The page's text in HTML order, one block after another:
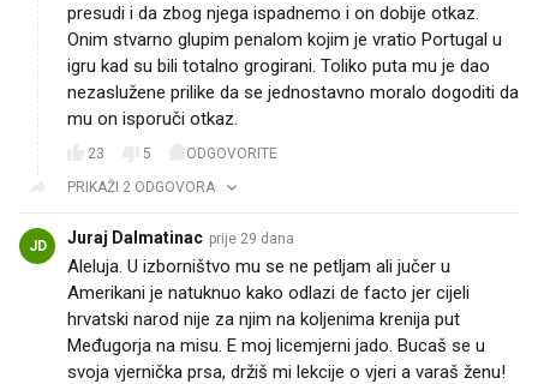
presudi i da zbog njega ispadnemo i on dobije otkaz.
Onim stvarno glupim penalom kojim je vratio Portugal u
igru kad su bili totalno grogirani. Toliko puta mu je dao
nezaslužene prilike da se jednostavno moralo dogoditi da
mu on isporuči otkaz.
23 5
ODGOVORITE
PRIKAŽI 2 ODGOVORA
JD Juraj Dalmatinac prije 29 dana
Aleluja. U izborništvo mu se ne petljam ali jučer u
Amerikani je natuknuo kako odlazi de facto jer cijeli
hrvatski narod nije za njim na koljenima krenija put
Međugorja na misu. E moj licemjerni jado. Bucaš se u
svoja vjernička prsa, držiš mi lekcije o vjeri a varaš ženu!